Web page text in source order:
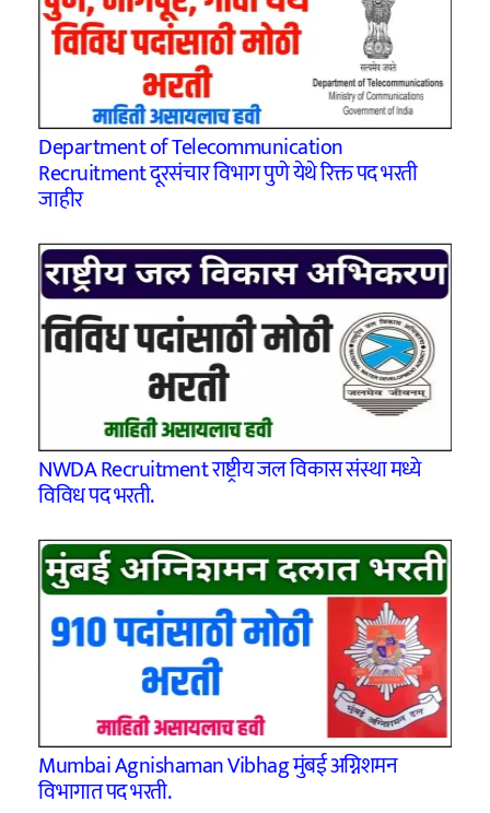
Department of Telecommunication
Recruitment दूरसंचार विभाग पुणे येथे रिक्त पद भरती
जाहीर
NWDA Recruitment राष्ट्रीय जल विकास संस्था मध्ये
विविध पद भरती.
Mumbai Agnishaman Vibhag मुंबई अग्निशमन
विभागात पद भरती.